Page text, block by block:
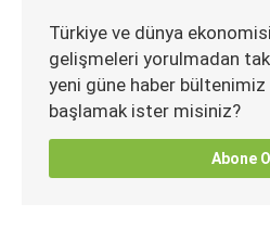
Türkiye ve dünya
gelişmeleri yorulmadan
yeni güne haber bültenimiz
başlamak ister misiniz?
Abone Ol